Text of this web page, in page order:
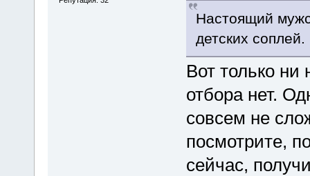
Настоящий
детских соплей.
Вот только
отбора нет.
совсем не
посмотрите,
сейчас,